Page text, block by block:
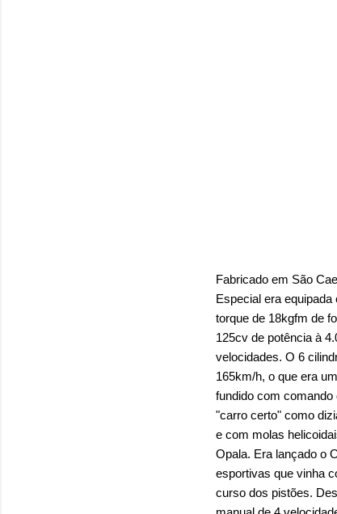
Fabricado em São
Especial era
torque de 18kgfm de
125cv de potência à
velocidades. O 6
165km/h, o que era
fundido com
"carro certo" como
e com molas
Opala. Era lançado o
esportivas que vinha
curso dos pistões.